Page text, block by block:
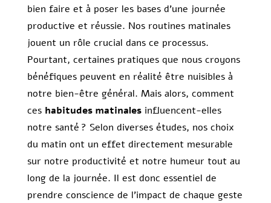
bien faire et à poser les bases d’une journée
productive et réussie. Nos routines matinales
jouent un rôle crucial dans ce processus.
Pourtant, certaines pratiques que nous croyons
bénéfiques peuvent en réalité être nuisibles à
notre bien-être général. Mais alors, comment
ces habitudes matinalesinfluencent-elles
notre santé ? Selon diverses études, nos choix
du matin ont un effet directement mesurable
sur notre productivité et notre humeur tout au
long de la journée. Il est donc essentiel de
prendre conscience de l’impact de chaque geste